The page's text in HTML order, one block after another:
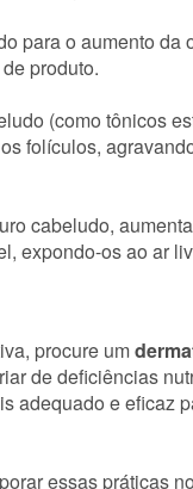
para o aumento da
produto.
(como tônicos
folículos,
cabeludo,
expondo-os ao ar
procure um
de deficiências
adequado e eficaz
essas práticas